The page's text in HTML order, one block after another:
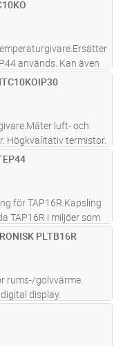
via externt
mer
används. Kan även
bättre mätpunkt i
är placerad så att
luft- och
Högkvalitativ termistor.
för TAP16R.Kapsling
TAP16R i miljöer som
med extern
(RTX54) som ersätter
PLTB16R
rums-/golvvärme.
display.
för hem- och
funktioner
ventilat